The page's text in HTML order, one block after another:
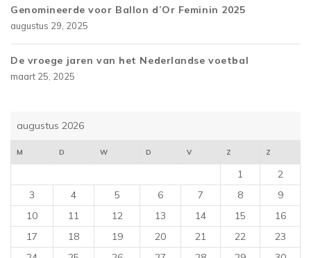
Genomineerde voor Ballon d’Or Feminin 2025
augustus 29, 2025
De vroege jaren van het Nederlandse voetbal
maart 25, 2025
augustus 2026
M D W D V Z Z
1
2
3
4 5 6 7 8
9
10
11 12 13 14 15
16
17
18 19 20 21 22
23